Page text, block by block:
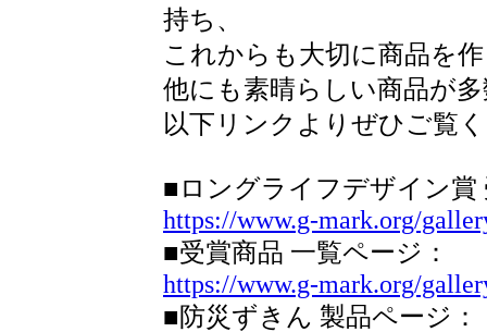
持ち、
これからも大切に商品を
他にも素晴らしい商品が
以下リンクよりぜひご覧
■ロングライフデザイン賞
https://www.g-mark.org/
■受賞商品 一覧ページ：
https://www.g-mark.org/
■防災ずきん 製品ページ：